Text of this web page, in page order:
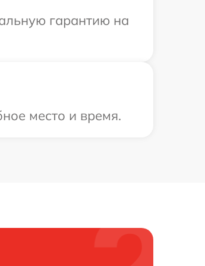
гарантию на
место и время.